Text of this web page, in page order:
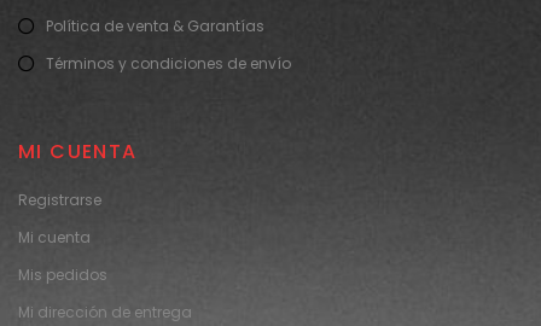
Política de venta & Garantías
Términos y condiciones de envío
MI CUENTA
Registrarse
Mi cuenta
Mis pedidos
Mi dirección de entrega